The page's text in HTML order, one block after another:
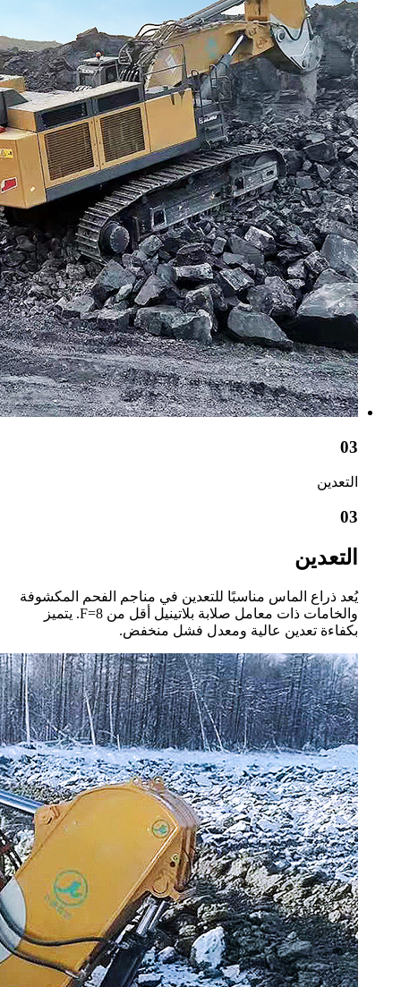
03
التعدين
03
التعدين
يُعد ذراع الماس مناسبًا للتعدين في مناجم الفحم المكشوفة
والخامات ذات معامل صلابة بلاتينيل أقل من F=8. يتميز
بكفاءة تعدين عالية ومعدل فشل منخفض.